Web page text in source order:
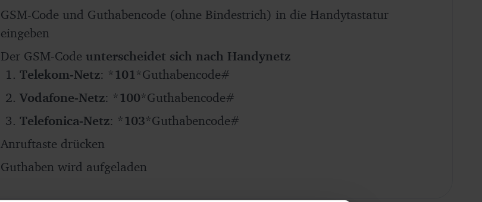
GSM-Code und Guthabencode (ohne Bindestrich) in die Handytastatur
eingeben
Der GSM-Code unterscheidet sich nach Handynetz
Telekom-Netz: * 101*Guthabencode#
Vodafone-Netz: * 100*Guthabencode#
Telefonica-Netz: * 103*Guthabencode#
Anruftaste drücken
Guthaben wird aufgeladen